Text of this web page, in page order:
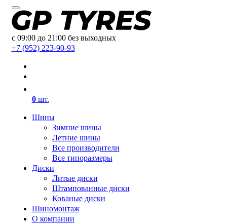
с 09:00 до 21:00 без выходных
+7 (952) 223-90-93
0шт.
Шины
Зимние шины
Летние шины
Все производители
Все типоразмеры
Диски
Литые диски
Штампованные диски
Кованые диски
Шиномонтаж
О компании